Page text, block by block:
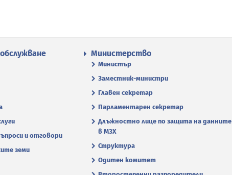
и отговори
земи
Министерство
Министър
Заместник-министри
Главен секретар
Парламентарен секретар
Длъжностно лице по защита на данните
в МЗХ
Структура
Одитен комитет